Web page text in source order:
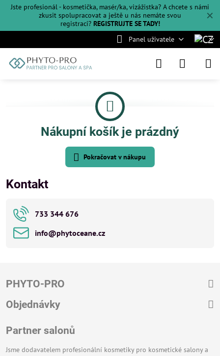
✕
Jste profesionál - kosmetička, masér/ka, vizážistka? A chcete s námi
zkusit spolupracovat a ještě u nás nemáte svou
registraci? REGISTRUJTE SE TADY!
Panel uživatele
Nákupní košík je prázdný
Pokračovat v nákupu
Kontakt
733 344 676
info​@phytoceane​.cz
PHYTO-PRO
Objednávky
Partner salonů
Jsme dodavatelem profesionální kosmetiky pro kosmetické salony a